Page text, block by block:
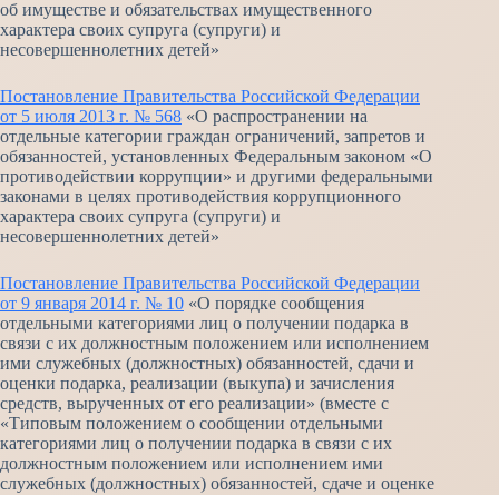
об имуществе и обязательствах имущественного
характера своих супруга (супруги) и
несовершеннолетних детей»
Постановление Правительства Российской Федерации
от 5 июля 2013 г. № 568 «О распространении на
отдельные категории граждан ограничений, запретов и
обязанностей, установленных Федеральным законом «О
противодействии коррупции» и другими федеральными
законами в целях противодействия коррупционного
характера своих супруга (супруги) и
несовершеннолетних детей»
Постановление Правительства Российской Федерации
от 9 января 2014 г. № 10 «О порядке сообщения
отдельными категориями лиц о получении подарка в
связи с их должностным положением или исполнением
ими служебных (должностных) обязанностей, сдачи и
оценки подарка, реализации (выкупа) и зачисления
средств, вырученных от его реализации» (вместе с
«Типовым положением о сообщении отдельными
категориями лиц о получении подарка в связи с их
должностным положением или исполнением ими
служебных (должностных) обязанностей, сдаче и оценке